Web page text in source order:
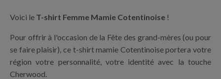
Voici le T-shirt Femme Mamie Cotentinoise !
Pour offrir à l'occasion de la Fête des grand-mères (ou pour
se faire plaisir), ce t-shirt mamie Cotentinoise portera votre
région votre personnalité, votre identité avec la touche
Cherwood.